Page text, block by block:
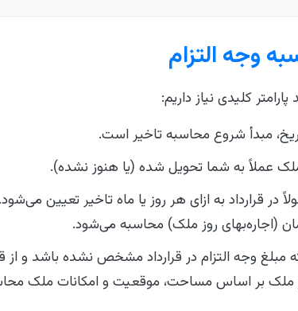
وجه التزام
کلیدی نیاز داریم:
مبدأ شروع محاسبه تاخیر است.
عملاً به شما تحویل شده (یا هنوز نشده).
در قرارداد به ازای هر روز یا ماه تاخیر تعیین می‌شود.
(اجاره‌بهای روز ملک) محاسبه می‌شود.
مبلغ وجه التزام در قرارداد مشخص نشده باشد و
ملک بر اساس مساحت، موقعیت و امکانات ملک